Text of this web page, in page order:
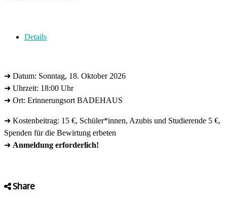
Details
➜ Datum: Sonntag, 18. Oktober 2026
➜ Uhrzeit: 18:00 Uhr
➜ Ort: Erinnerungsort BADEHAUS
➜ Kostenbeitrag: 15 €, Schüler*innen, Azubis und Studierende 5 €,
Spenden für die Bewirtung erbeten
➜ Anmeldung erforderlich!
Share